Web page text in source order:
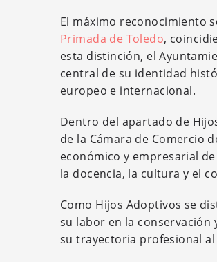
El máximo reconocimiento
Primada de Toledo,
esta distinción, el
central de su identidad
europeo e internacional.
Dentro del apartado de
de la Cámara de Comercio
económico y empresarial
la docencia, la cultura y el
Como Hijos Adoptivos se
su labor en la
su trayectoria profesional